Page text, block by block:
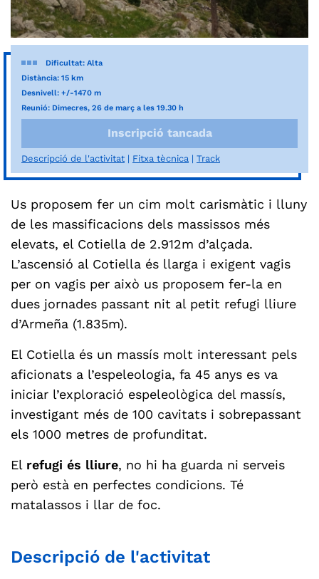
Dificultat: Alta
Distància: 15 km
Desnivell: +/-1470 m
Reunió: Dimecres, 26 de març a les 19.30 h
Inscripció tancada
Descripció de l'activitat Fitxa tècnica Track
Us proposem fer un cim molt carismàtic i lluny
de les massificacions dels massissos més
elevats, el Cotiella de 2.912m d’alçada.
L’ascensió al Cotiella és llarga i exigent vagis
per on vagis per això us proposem fer-la en
dues jornades passant nit al petit refugi lliure
d’Armeña (1.835m).
El Cotiella és un massís molt interessant pels
aficionats a l’espeleologia, fa 45 anys es va
iniciar l’exploració espeleològica del massís,
investigant més de 100 cavitats i sobrepassant
els 1000 metres de profunditat.
El refugi és lliure, no hi ha guarda ni serveis
però està en perfectes condicions. Té
matalassos i llar de foc.
Descripció de l'activitat